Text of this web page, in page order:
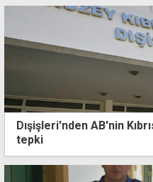
Dışişleri'nden AB'nin
tepki